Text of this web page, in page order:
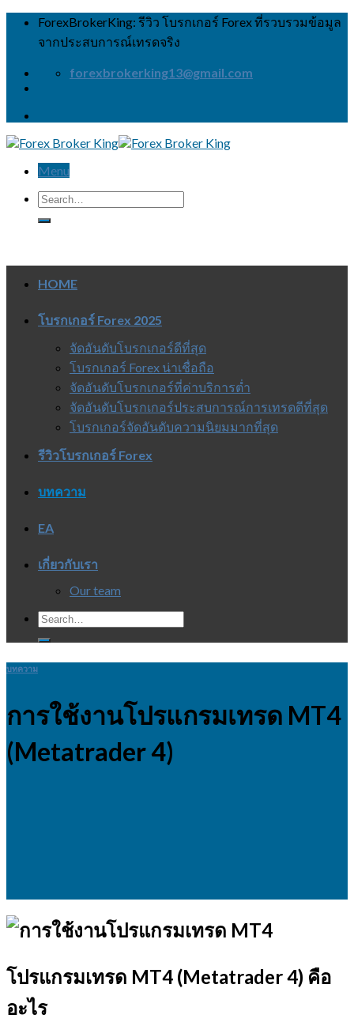
Skip
content
ForexBrokerKing: รีวิว โบรกเกอร์ Forex ที่รวบรวมข้อมูล
จากประสบการณ์เทรดจริง
forexbrokerking13@gmail.com
Menu
HOME
โบรกเกอร์ Forex 2025
จัดอันดับโบรกเกอร์ดีที่สุด
โบรกเกอร์ Forex น่าเชื่อถือ
จัดอันดับโบรกเกอร์ที่ค่าบริการต่ำ
จัดอันดับโบรกเกอร์ประสบการณ์การเทรดดีที่สุด
โบรกเกอร์จัดอันดับความนิยมมากที่สุด
รีวิวโบรกเกอร์ Forex
บทความ
EA
เกี่ยวกับเรา
Our team
บทความ
การใช้งานโปรแกรมเทรด MT4
(Metatrader 4)
โปรแกรมเทรด MT4 (Metatrader 4) คือ
อะไร